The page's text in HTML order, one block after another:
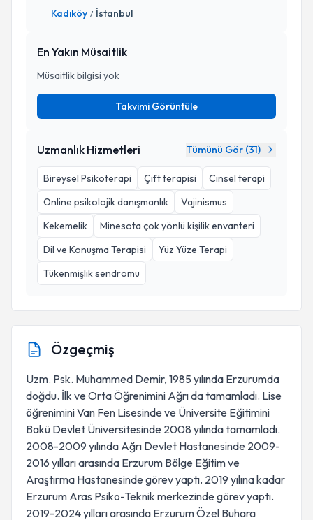
Kadıköy / İstanbul
En Yakın Müsaitlik
Müsaitlik bilgisi yok
Takvimi Görüntüle
Uzmanlık Hizmetleri Tümünü Gör (31)
Bireysel Psikoterapi Çift terapisi
Cinsel terapi
Online psikolojik danışmanlık
Vajinismus
Kekemelik
Minesota çok yönlü kişilik envanteri
Dil ve Konuşma Terapisi
Yüz Yüze Terapi
Tükenmişlik sendromu
Özgeçmiş
Uzm. Psk. Muhammed Demir, 1985 yılında Erzurumda
doğdu. İlk ve Orta Öğrenimini Ağrı da tamamladı. Lise
öğrenimini Van Fen Lisesinde ve Üniversite Eğitimini
Bakü Devlet Üniversitesinde 2008 yılında tamamladı.
2008-2009 yılında Ağrı Devlet Hastanesinde 2009-
2016 yılları arasında Erzurum Bölge Eğitim ve
Araştırma Hastanesinde görev yaptı. 2019 yılına kadar
Erzurum Aras Psiko-Teknik merkezinde görev yaptı.
2019-2024 yılları arasında Erzurum Özel Buhara